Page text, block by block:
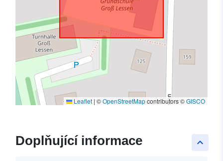
Leaflet | ©OpenStreetMapcontributors ©GISCO
keyboard_arrow_up
Doplňující informace